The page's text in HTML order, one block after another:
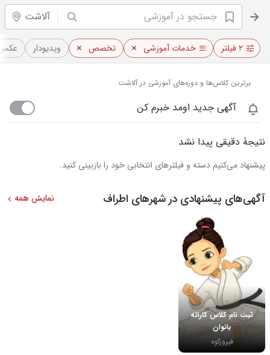
آلاشت
۲ فیلتر خدمات آموزشی تخصص ویدیو‌دار
برترین کلاس‌ها و دوره‌های آموزشی در آلاشت
آگهی جدید اومد خبرم کن
نتیجهٔ دقیقی پیدا نشد
پیشنهاد می‌کنیم دسته و فیلترهای انتخابی خود را بازبینی کنید.
آگهی‌های پیشنهادی در شهرهای اطراف نمایش همه
ثبت نام کلاس کاراته
بانوان
فیروزکوه